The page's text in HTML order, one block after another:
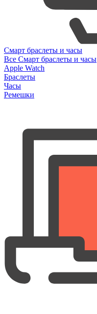
Смарт браслеты и часы
Все Смарт браслеты и часы
Apple Watch
Браслеты
Часы
Ремешки